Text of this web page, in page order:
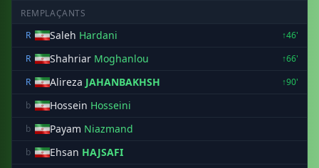
REMPLAÇANTS
R
Saleh Hardani
↑46'
R
Shahriar Moghanlou
↑66'
R
Alireza JAHANBAKHSH
↑90'
b
Hossein Hosseini
b Payam Niazmand
b Ehsan HAJSAFI